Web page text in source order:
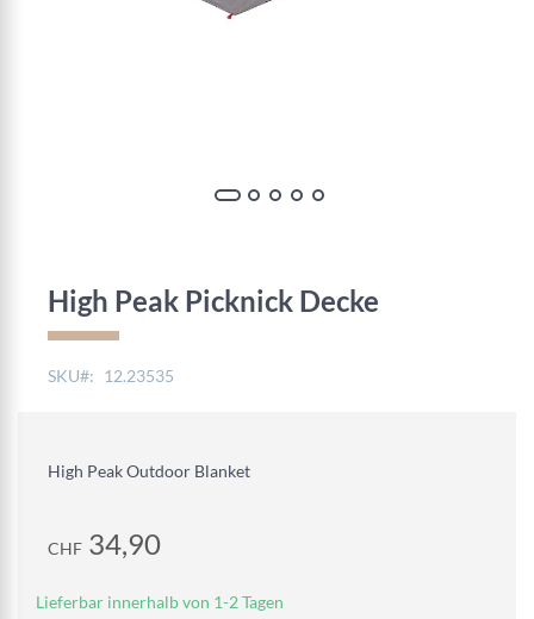
High Peak Picknick Decke
SKU 12.23535
High Peak Outdoor Blanket
CHF 34,90
Lieferbar innerhalb von 1-2 Tagen
Bildgalerie
springen